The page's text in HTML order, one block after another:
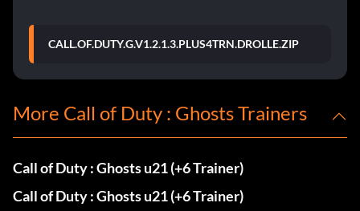
CALL.OF.DUTY.G.V1.2.1.3.PLUS4TRN.DROLLE.ZIP
More Call of Duty : Ghosts Trainers
Call of Duty : Ghosts u21 (+6 Trainer)
Call of Duty : Ghosts u21 (+6 Trainer)